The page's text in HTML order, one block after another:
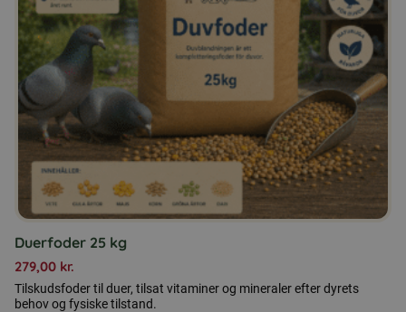
Duerfoder 25 kg
279,00 kr.
Tilskudsfoder til duer, tilsat vitaminer og mineraler efter dyrets
behov og fysiske tilstand.